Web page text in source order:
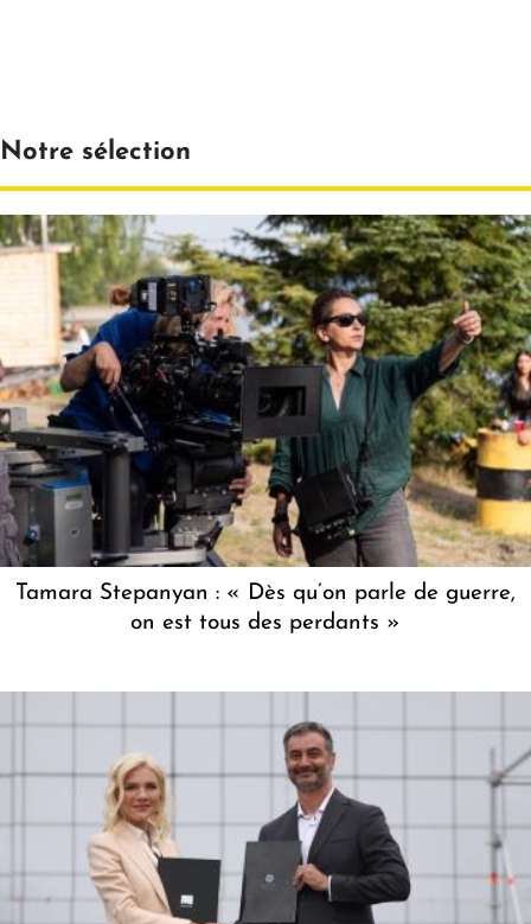
Notre sélection
Tamara Stepanyan : « Dès qu’on parle de guerre,
on est tous des perdants »